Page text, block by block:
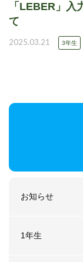
「LEBER」入
て
2025.03.21 3年生
お知らせ
1年生